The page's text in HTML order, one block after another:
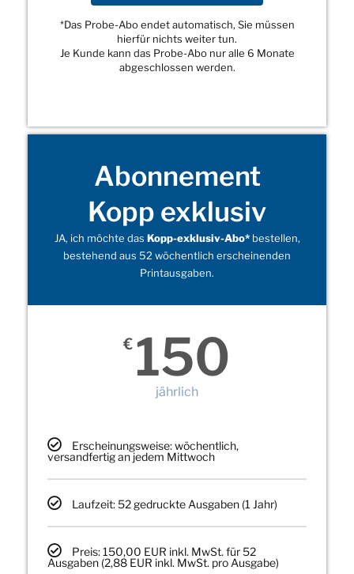
*Das Probe-Abo endet automatisch, Sie müssen
hierfür nichts weiter tun.
Je Kunde kann das Probe-Abo nur alle 6 Monate
abgeschlossen werden.
Abonnement
Kopp exklusiv
JA, ich möchte das Kopp-exklusiv-Abo*bestellen,
bestehend aus 52 wöchentlich erscheinenden
Printausgaben.
€ 150
jährlich
Erscheinungsweise: wöchentlich,
versandfertig an jedem Mittwoch
Laufzeit: 52 gedruckte Ausgaben (1 Jahr)
Preis: 150,00 EUR inkl. MwSt. für 52
Ausgaben (2,88 EUR inkl. MwSt. pro Ausgabe)